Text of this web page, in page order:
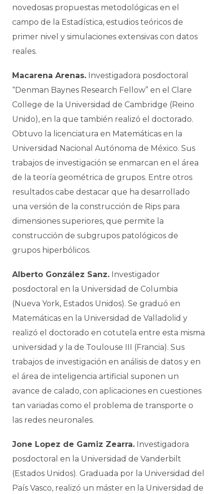
novedosas propuestas metodológicas en el
campo de la Estadística, estudios teóricos de
primer nivel y simulaciones extensivas con datos
reales.
Macarena Arenas. Investigadora posdoctoral
“Denman Baynes Research Fellow” en el Clare
College de la Universidad de Cambridge (Reino
Unido), en la que también realizó el doctorado.
Obtuvo la licenciatura en Matemáticas en la
Universidad Nacional Autónoma de México. Sus
trabajos de investigación se enmarcan en el área
de la teoría geométrica de grupos. Entre otros
resultados cabe destacar que ha desarrollado
una versión de la construcción de Rips para
dimensiones superiores, que permite la
construcción de subgrupos patológicos de
grupos hiperbólicos.
Alberto González Sanz. Investigador
posdoctoral en la Universidad de Columbia
(Nueva York, Estados Unidos). Se graduó en
Matemáticas en la Universidad de Valladolid y
realizó el doctorado en cotutela entre esta misma
universidad y la de Toulouse III (Francia). Sus
trabajos de investigación en análisis de datos y en
el área de inteligencia artificial suponen un
avance de calado, con aplicaciones en cuestiones
tan variadas como el problema de transporte o
las redes neuronales.
Jone Lopez de Gamiz Zearra. Investigadora
posdoctoral en la Universidad de Vanderbilt
(Estados Unidos). Graduada por la Universidad del
País Vasco, realizó un máster en la Universidad de